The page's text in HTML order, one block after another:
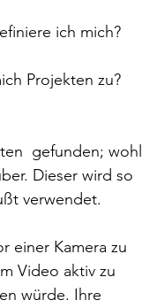
ich mich?
Projekten zu?
gefunden; wohl
Dieser wird so
verwendet.
einer Kamera zu
Video aktiv zu
würde. Ihre